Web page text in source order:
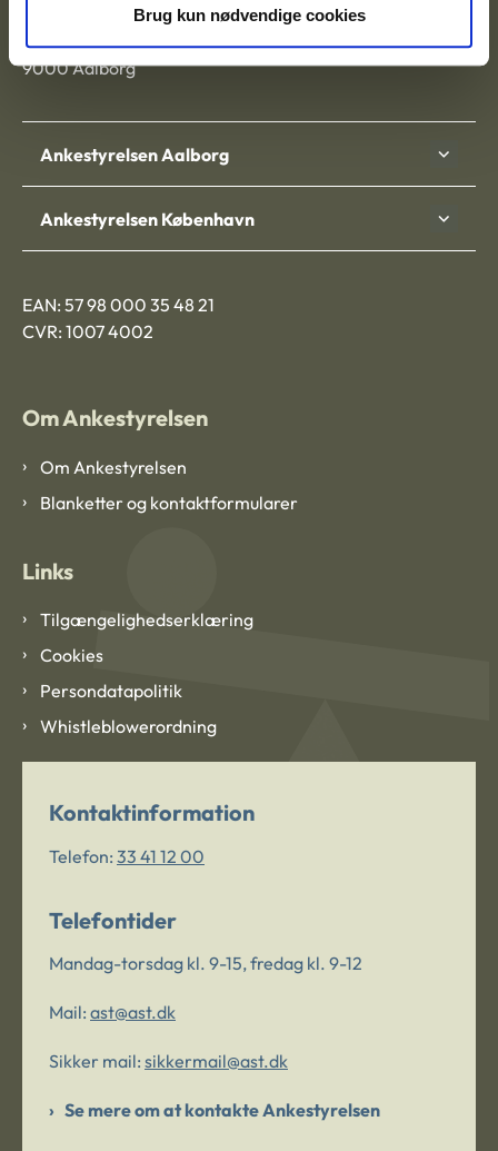
Brug kun nødvendige cookies
Nytorv 7, 2. sal
9000 Aalborg
Ankestyrelsen Aalborg
Ankestyrelsen København
EAN: 57 98 000 35 48 21
CVR: 1007 4002
Om Ankestyrelsen
Om Ankestyrelsen
Blanketter og kontaktformularer
Links
Tilgængelighedserklæring
Cookies
Persondatapolitik
Whistleblowerordning
Kontaktinformation
Telefon: 33 41 12 00
Telefontider
Mandag-torsdag kl. 9-15, fredag kl. 9-12
Mail: ast@ast.dk
Sikker mail: sikkermail@ast.dk
Se mere om at kontakte Ankestyrelsen